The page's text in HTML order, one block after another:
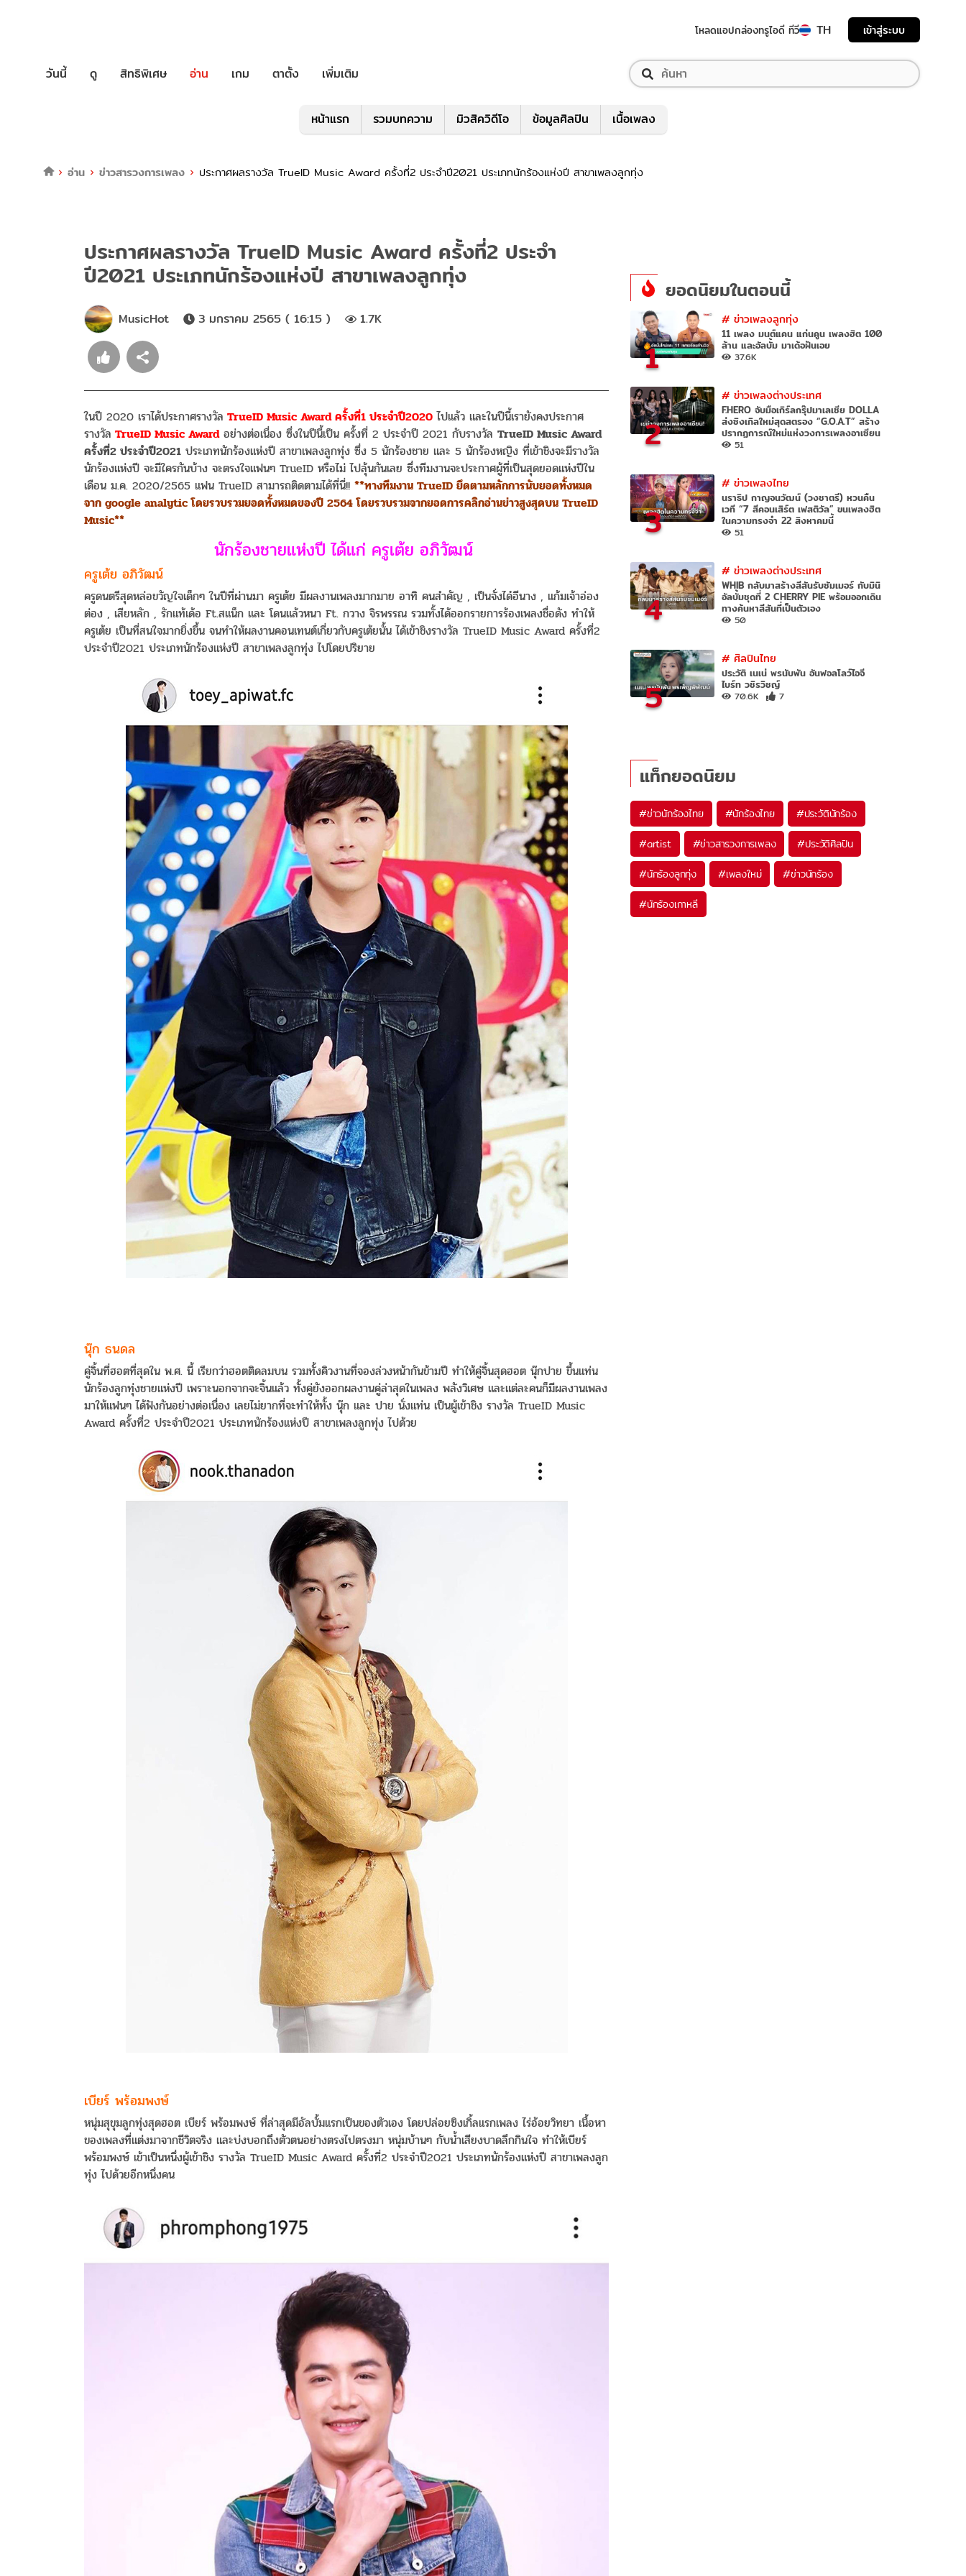
โหลดแอปกล่องทรูไอดี ทีวี TH เข้าสู่ระบบ
วันนี้ ดู สิทธิพิเศษ อ่าน เกม ตาตั้ง เพิ่มเติม
หน้าแรก รวมบทความ มิวสิควิดีโอ ข้อมูลศิลปิน เนื้อเพลง
อ่าน ข่าวสารวงการเพลง ประกาศผลรางวัล TrueID Music Award ครั้งที่2 ประจำปี2021 ประเภทนักร้องแห่งปี สาขาเพลงลูกทุ่ง
ประกาศผลรางวัล TrueID Music Award ครั้งที่2 ประจำ
ปี2021 ประเภทนักร้องแห่งปี สาขาเพลงลูกทุ่ง
MusicHot 3 มกราคม 2565 ( 16:15 ) 1.7K
ในปี 2020 เราได้ประกาศรางวัล TrueID Music Award ครั้งที่1 ประจำปี2020 ไปแล้ว และในปีนี้เรายังคงประกาศ
รางวัล TrueID Music Award อย่างต่อเนื่อง ซึ่งในปีนี้เป็น ครั้งที่ 2 ประจำปี 2021 กับรางวัล TrueID Music Award
ครั้งที่2 ประจำปี2021 ประเภทนักร้องแห่งปี สาขาเพลงลูกทุ่ง ซึ่ง 5 นักร้องชาย และ 5 นักร้องหญิง ที่เข้าชิงจะมีรางวัล
นักร้องแห่งปี จะมีใครกันบ้าง จะตรงใจแฟนๆ TrueID หรือไม่ ไปลุ้นกันเลย ซึ่งทีมงานจะประกาศผู้ที่เป็นสุดยอดแห่งปีใน
เดือน ม.ค. 2020/2565 แฟน TrueID สามารถติดตามได้ที่นี่!! **ทางทีมงาน TrueID ยึดตามหลักการนับยอดทั้งหมด
จาก google analytic โดยรวบรวมยอดทั้งหมดของปี 2564 โดยรวบรวมจากยอดการคลิกอ่านข่าวสูงสุดบน TrueID
Music**
นักร้องชายแห่งปี ได้แก่ ครูเต้ย อภิวัฒน์
ครูเต้ย อภิวัฒน์
ครูดนตรีสุดหล่อขวัญใจเด็กๆ ในปีที่ผ่านมา ครูเต้ย มีผลงานเพลงมากมาย อาทิ คนสำคัญ , เป็นจั่งได๋อีนาง , แก้มเจ้าอ่อง
ต่อง , เสียหลัก , รักแท้เด้อ Ft.สแน็ก และ โดนแล้วหนา Ft. กวาง จิรพรรณ รวมทั้งได้ออกรายการร้องเพลงชื่อดัง ทำให้
ครูเต้ย เป็นที่สนใจมากยิ่งขึ้น จนทำให้ผลงานคอนเทนต์เกี่ยวกับครูเต้ยนั้น ได้เข้าชิงรางวัล TrueID Music Award ครั้งที่2
ประจำปี2021 ประเภทนักร้องแห่งปี สาขาเพลงลูกทุ่ง ไปโดยปริยาย
นุ๊ก ธนดล
คู่จิ้นที่ฮอตที่สุดใน พ.ศ. นี้ เรียกว่าฮอตติดลมบน รวมทั้งคิวงานที่จองล่วงหน้ากันข้ามปี ทำให้คู่จิ้นสุดฮอต นุ๊กปาย ขึ้นแท่น
นักร้องลูกทุ่งชายแห่งปี เพราะนอกจากจะจิ้นแล้ว ทั้งคู่ยังออกผลงานคู่ล่าสุดในเพลง พลังวิเศษ และแต่ละคนก็มีผลงานเพลง
มาให้แฟนๆ ได้ฟังกันอย่างต่อเนื่อง เลยไม่ยากที่จะทำให้ทั้ง นุ๊ก และ ปาย นั่งแท่น เป็นผู้เข้าชิง รางวัล TrueID Music
Award ครั้งที่2 ประจำปี2021 ประเภทนักร้องแห่งปี สาขาเพลงลูกทุ่ง ไปด้วย
เบียร์ พร้อมพงษ์
หนุ่มสุขุมลูกทุ่งสุดฮอต เบียร์ พร้อมพงษ์ ที่ล่าสุดมีอัลบั้มแรกเป็นของตัวเอง โดยปล่อยซิงเกิ้ลแรกเพลง ไร่อ้อยวิทยา เนื้อหา
ของเพลงที่แต่งมาจากชีวิตจริง และบ่งบอกถึงตัวตนอย่างตรงไปตรงมา หนุ่มบ้านๆ กับน้ำเสียงบาดลึกกินใจ ทำให้เบียร์
พร้อมพงษ์ เข้าเป็นหนึ่งผู้เข้าชิง รางวัล TrueID Music Award ครั้งที่2 ประจำปี2021 ประเภทนักร้องแห่งปี สาขาเพลงลูก
ทุ่ง ไปด้วยอีกหนึ่งคน
ยอดนิยมในตอนนี้
1
# ข่าวเพลงลูกทุ่ง
11 เพลง มนต์แคน แก่นคูน เพลงฮิต 100
ล้าน และอัลบั้ม มาเด้อฝันเอย
37.6K
2
# ข่าวเพลงต่างประเทศ
F.HERO จับมือเกิร์ลกรุ๊ปมาเลเซีย DOLLA
ส่งซิงเกิลใหม่สุดสตรอง “G.O.A.T” สร้าง
ปรากฏการณ์ใหม่แห่งวงการเพลงอาเซียน
51
3
# ข่าวเพลงไทย
นราธิป กาญจนวัฒน์ (วงชาตรี) หวนคืน
เวที “7 สีคอนเสิร์ต เฟสติวัล” ขนเพลงฮิต
ในความทรงจำ 22 สิงหาคมนี้
51
4
# ข่าวเพลงต่างประเทศ
WHIB กลับมาสร้างสีสันรับซัมเมอร์ กับมินิ
อัลบั้มชุดที่ 2 CHERRY PIE พร้อมออกเดิน
ทางค้นหาสีสันที่เป็นตัวเอง
50
5
# ศิลปินไทย
ประวัติ เนเน่ พรนับพัน อันฟอลโลว์ไอจี
ไบร์ท วชิรวิชญ์
70.6K 7
แท็กยอดนิยม
#ข่าวนักร้องไทย #นักร้องไทย #ประวัตินักร้อง
#artist #ข่าวสารวงการเพลง #ประวัติศิลปิน
#นักร้องลูกทุ่ง #เพลงใหม่ #ข่าวนักร้อง
#นักร้องเกาหลี